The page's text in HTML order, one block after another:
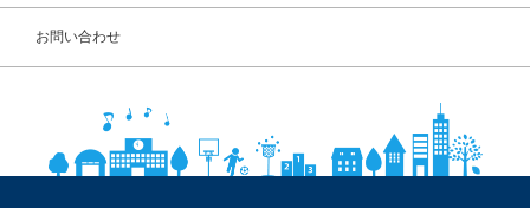
お問い合わせ